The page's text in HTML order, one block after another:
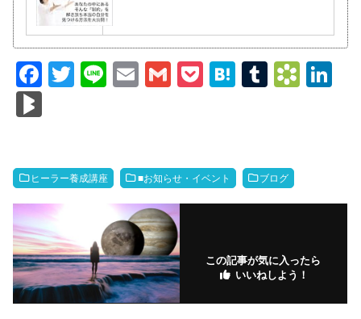
F
b
o
o
k
T
Li
E
G
P
H
a
T
r
B
ar
.fr
n
M
ar
ks
ヒーラー養成講座 ■お知らせ・イベント ブログ
この記事が気に入ったら
いいねしよう！